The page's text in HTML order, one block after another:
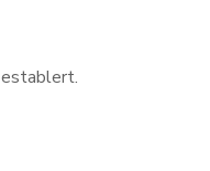
establert.